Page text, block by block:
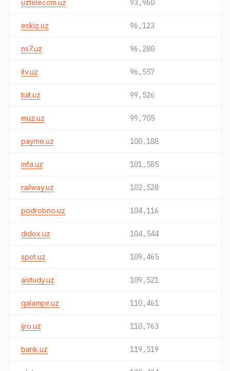
uztelecom.uz 93,960
eskiz.uz 96,123
ns7.uz 96,280
itv.uz 96,557
tuit.uz 99,526
muz.uz 99,705
payme.uz 100,188
mfa.uz 101,585
railway.uz 102,528
podrobno.uz 104,116
didox.uz 104,544
spot.uz 109,465
aistudy.uz 109,521
qalampir.uz 110,461
ijro.uz 110,763
bank.uz 119,519